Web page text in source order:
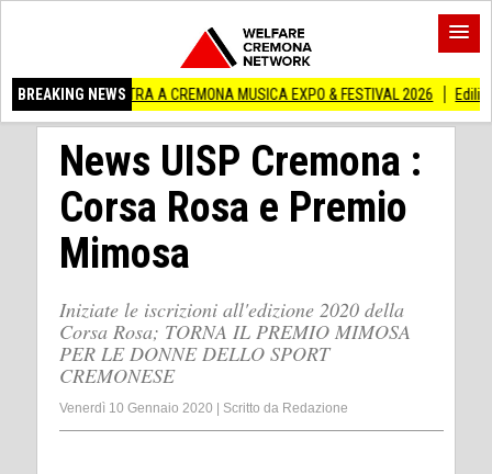
BREAKING NEWS
A CREMONA MUSICA EXPO & FESTIVAL 2026 Edilizia lombarda,
News UISP Cremona :
Corsa Rosa e Premio
Mimosa
Iniziate le iscrizioni all'edizione 2020 della
Corsa Rosa; TORNA IL PREMIO MIMOSA
PER LE DONNE DELLO SPORT
CREMONESE
Venerdì 10 Gennaio 2020 Scritto da Redazione